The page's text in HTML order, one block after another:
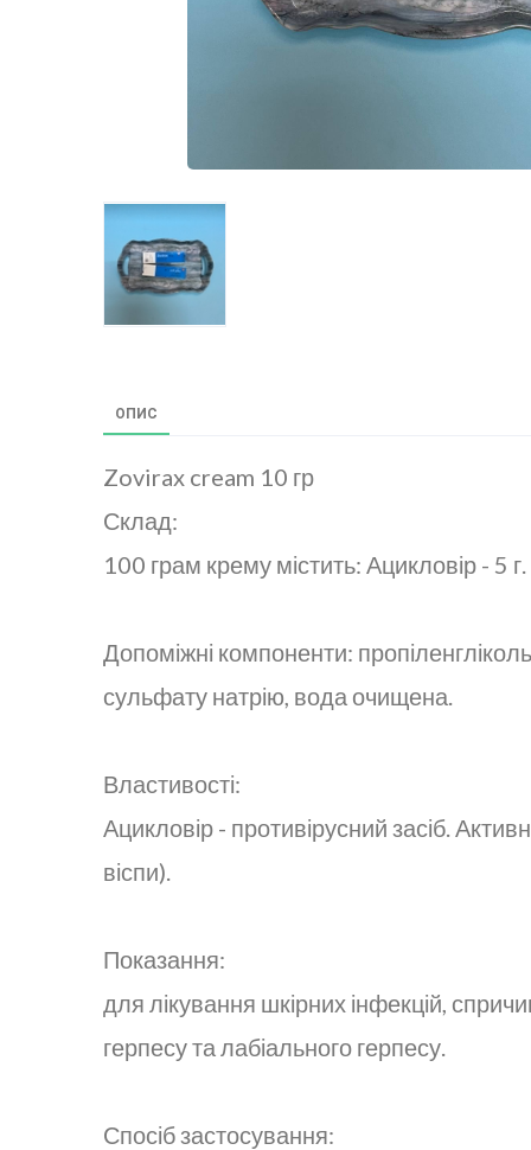
ОПИС
Zovirax cream 10 гр
Склад:
100 грам крему містить: Ацикловір - 5 г.
Допоміжні компоненти:
сульфату натрію, вода очищена.
Властивості:
Ацикловір - противірусний засіб.
віспи).
Показання:
для лікування шкірних інфекцій,
герпесу та лабіального герпесу.
Спосіб застосування: